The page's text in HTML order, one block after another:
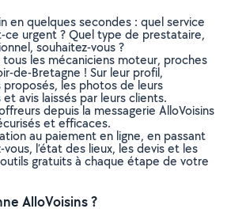
en quelques secondes : quel service
ce urgent ? Quel type de prestataire,
souhaitez-vous ?
les mécaniciens moteur, proches
de-Bretagne ! Sur leur profil,
proposés, les photos de leurs
avis laissés par leurs clients.
depuis la messagerie AlloVoisins
et efficaces.
au paiement en ligne, en passant
l’état des lieux, les devis et les
gratuits à chaque étape de votre
AlloVoisins ?